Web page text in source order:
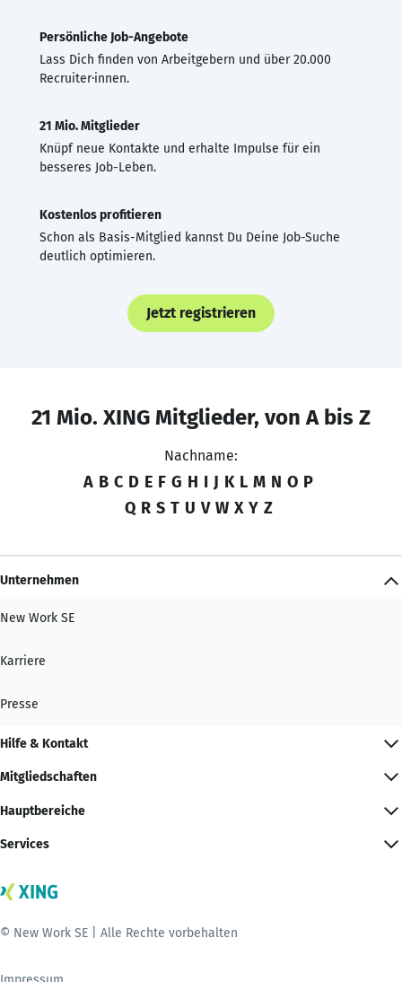
Persönliche Job-Angebote
Lass Dich finden von Arbeitgebern und über 20.000
Recruiter·innen.
21 Mio. Mitglieder
Knüpf neue Kontakte und erhalte Impulse für ein
besseres Job-Leben.
Kostenlos profitieren
Schon als Basis-Mitglied kannst Du Deine Job-Suche
deutlich optimieren.
Jetzt registrieren
21 Mio. XING Mitglieder, von A bis Z
Nachname:
A B C D E F G H I J K L M N O P
Q R S T U V W X Y Z
Unternehmen
New Work SE
Karriere
Presse
Hilfe & Kontakt
Mitgliedschaften
Hauptbereiche
Services
© New Work SE | Alle Rechte vorbehalten